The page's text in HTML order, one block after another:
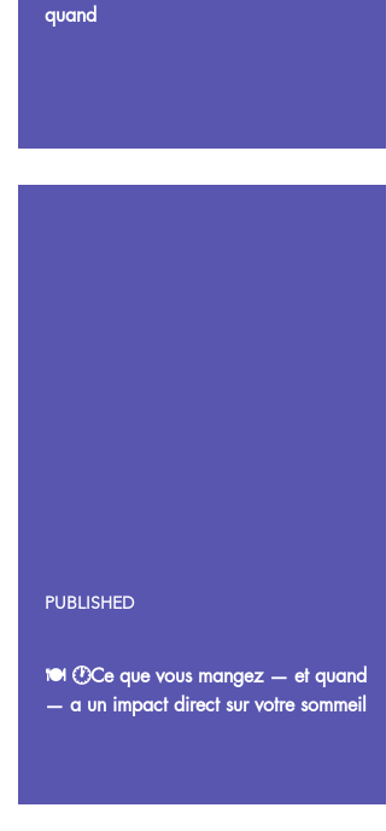
quand
PUBLISHED
🍽 🕐Ce que vous mangez — et quand
— a un impact direct sur votre sommeil